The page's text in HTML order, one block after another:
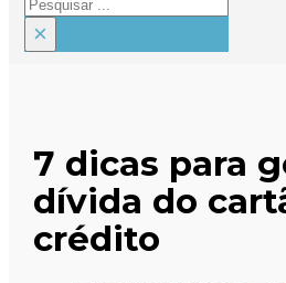
×
7 dicas para
dívida do
crédito